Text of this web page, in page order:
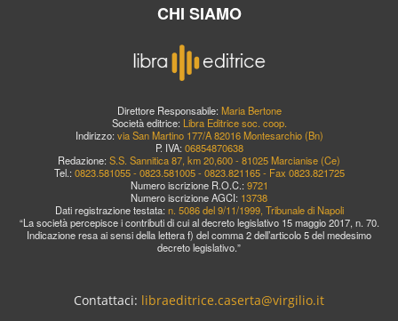
CHI SIAMO
Direttore Responsabile: Maria Bertone
Società editrice: Libra Editrice soc. coop.
Indirizzo: via San Martino 177/A 82016 Montesarchio (Bn)
P. IVA: 06854870638
Redazione: S.S. Sannitica 87, km 20,600 - 81025 Marcianise (Ce)
Tel.: 0823.581055 - 0823.581005 - 0823.821165 - Fax 0823.821725
Numero iscrizione R.O.C.: 9721
Numero iscrizione AGCI: 13738
Dati registrazione testata: n. 5086 del 9/11/1999, Tribunale di Napoli
“La società percepisce i contributi di cui al decreto legislativo 15 maggio 2017, n. 70.
Indicazione resa ai sensi della lettera f) del comma 2 dell’articolo 5 del medesimo
decreto legislativo.”
Contattaci: libraeditrice.caserta@virgilio.it